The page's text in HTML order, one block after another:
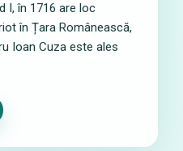
I, în 1716 are loc
în Țara Românească,
Ioan Cuza este ales